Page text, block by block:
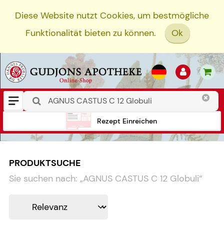
Diese Website nutzt Cookies, um bestmögliche
Funktionalität bieten zu können.
Ok
Rezept Einreichen
PRODUKTSUCHE
Sie suchen nach: „AGNUS CASTUS C 12 Globuli“